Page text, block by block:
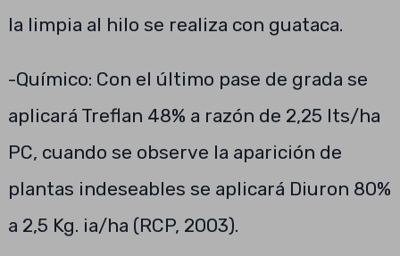
la limpia al hilo se realiza con guataca.
-Químico: Con el último pase de grada se
aplicará Treflan 48% a razón de 2,25 lts/ha
PC, cuando se observe la aparición de
plantas indeseables se aplicará Diuron 80%
a 2,5 Kg. ia/ha (RCP, 2003).